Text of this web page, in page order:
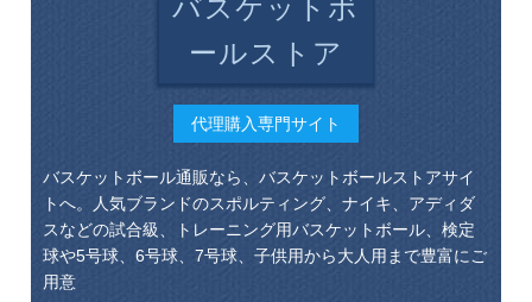
バスケットボ
ールストア
代理購入専門サイト
バスケットボール通販なら、バスケットボールストアサイ
トへ。人気ブランドのスポルティング、ナイキ、アディダ
スなどの試合級、トレーニング用バスケットボール、検定
球や5号球、6号球、7号球、子供用から大人用まで豊富にご
用意